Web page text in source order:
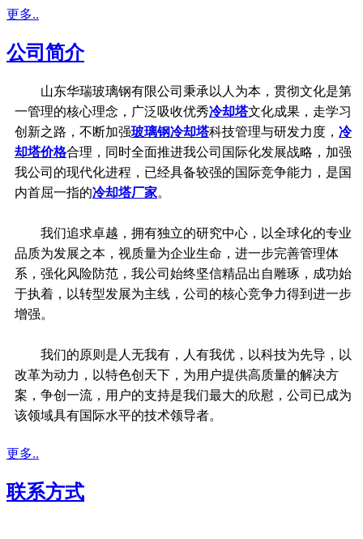
更多..
公司简介
山东华瑞玻璃钢有限公司秉承以人为本，贯彻文化是第
一管理的核心理念，广泛吸收优秀冷却塔文化成果，走学习
创新之路，不断加强玻璃钢冷却塔科技管理与研发力度， 冷
却塔价格合理，同时全面推进我公司国际化发展战略，加强
我公司的现代化进程，已经具备较强的国际竞争能力，是国
内首屈一指的冷却塔厂家。
我们追求卓越，拥有独立的研究中心，以全球化的专业
品质为发展之本，视质量为企业生命，进一步完善管理体
系，强化风险防范，我公司始终坚信精品出自雕琢，成功始
于执着，以转型发展为主线，公司的核心竞争力得到进一步
增强。
我们的原则是人无我有，人有我优，以科技为先导，以
改革为动力，以特色创天下，为用户提供高质量的解决方
案，争创一流，用户的支持是我们最大的欣慰，公司已成为
该领域具有国际水平的技术领导者。
更多..
联系方式